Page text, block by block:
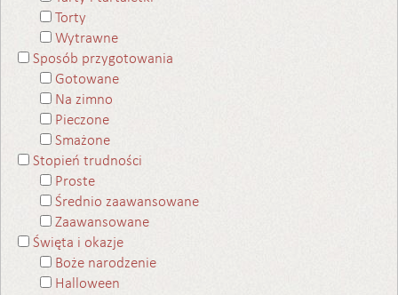
Torty
Wytrawne
Sposób przygotowania
Gotowane
Na zimno
Pieczone
Smażone
Stopień trudności
Proste
Średnio zaawansowane
Zaawansowane
Święta i okazje
Boże narodzenie
Halloween